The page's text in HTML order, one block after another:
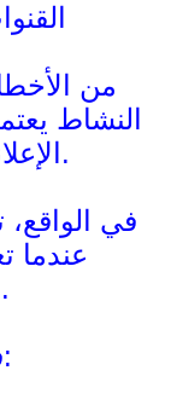
من
النشاط
الإعلانات أو السوشيال ميديا.
في
عندما
استراتيجية واحدة.
فعلى سبيل المثال: